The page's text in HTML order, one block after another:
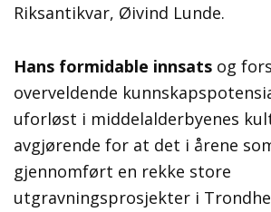
Riksantikvar, Øivind Lunde.
Hans formidable innsats og
overveldende
uforløst i middelalderbyenes
avgjørende for at det i årene
gjennomført en rekke store
utgravningsprosjekter i